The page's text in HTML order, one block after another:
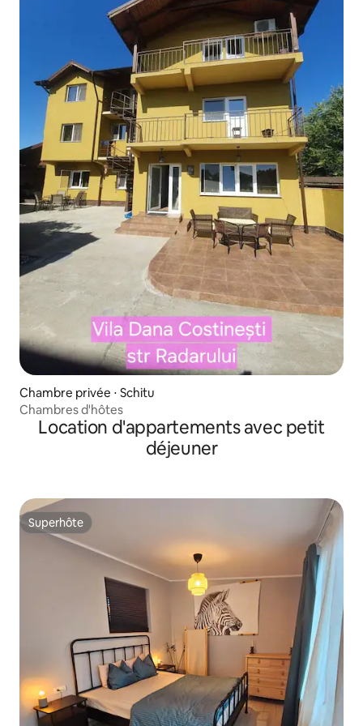
Chambre privée ⋅ Schitu
Chambres d'hôtes
Location d'appartements avec petit
déjeuner
Superhôte
Superhôte